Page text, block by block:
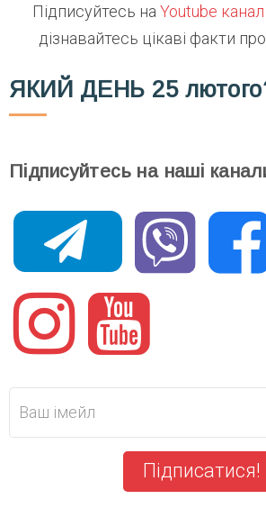
Підписуйтесь на Youtube канал
дізнавайтесь цікаві факти
ЯКИЙ ДЕНЬ 25
Підписуйтесь на наші
Підписатися!